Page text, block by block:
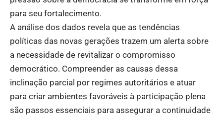
para seu fortalecimento.
A análise dos dados revela que as tendências
políticas das novas gerações trazem um alerta sobre
a necessidade de revitalizar o compromisso
democrático. Compreender as causas dessa
inclinação parcial por regimes autoritários e atuar
para criar ambientes favoráveis à participação plena
são passos essenciais para assegurar a continuidade